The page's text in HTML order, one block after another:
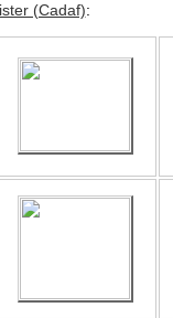
(Cadaf):